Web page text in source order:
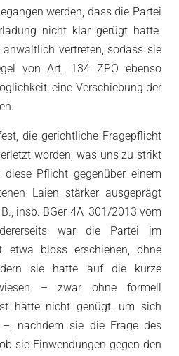
werden, dass die Partei
nicht klar gerügt hatte.
vertreten, sodass sie
von Art. 134 ZPO ebenso
eine Verschiebung der
die gerichtliche Fragepflicht
worden, was uns zu strikt
Pflicht gegenüber einem
Laien stärker ausgeprägt
insb. BGer 4A_301/2013 vom
war die Partei im
etwa bloss erschienen, ohne
sie hatte auf die kurze
– zwar ohne formell
hätte nicht genügt, um sich
nachdem sie die Frage des
sie Einwendungen gegen den